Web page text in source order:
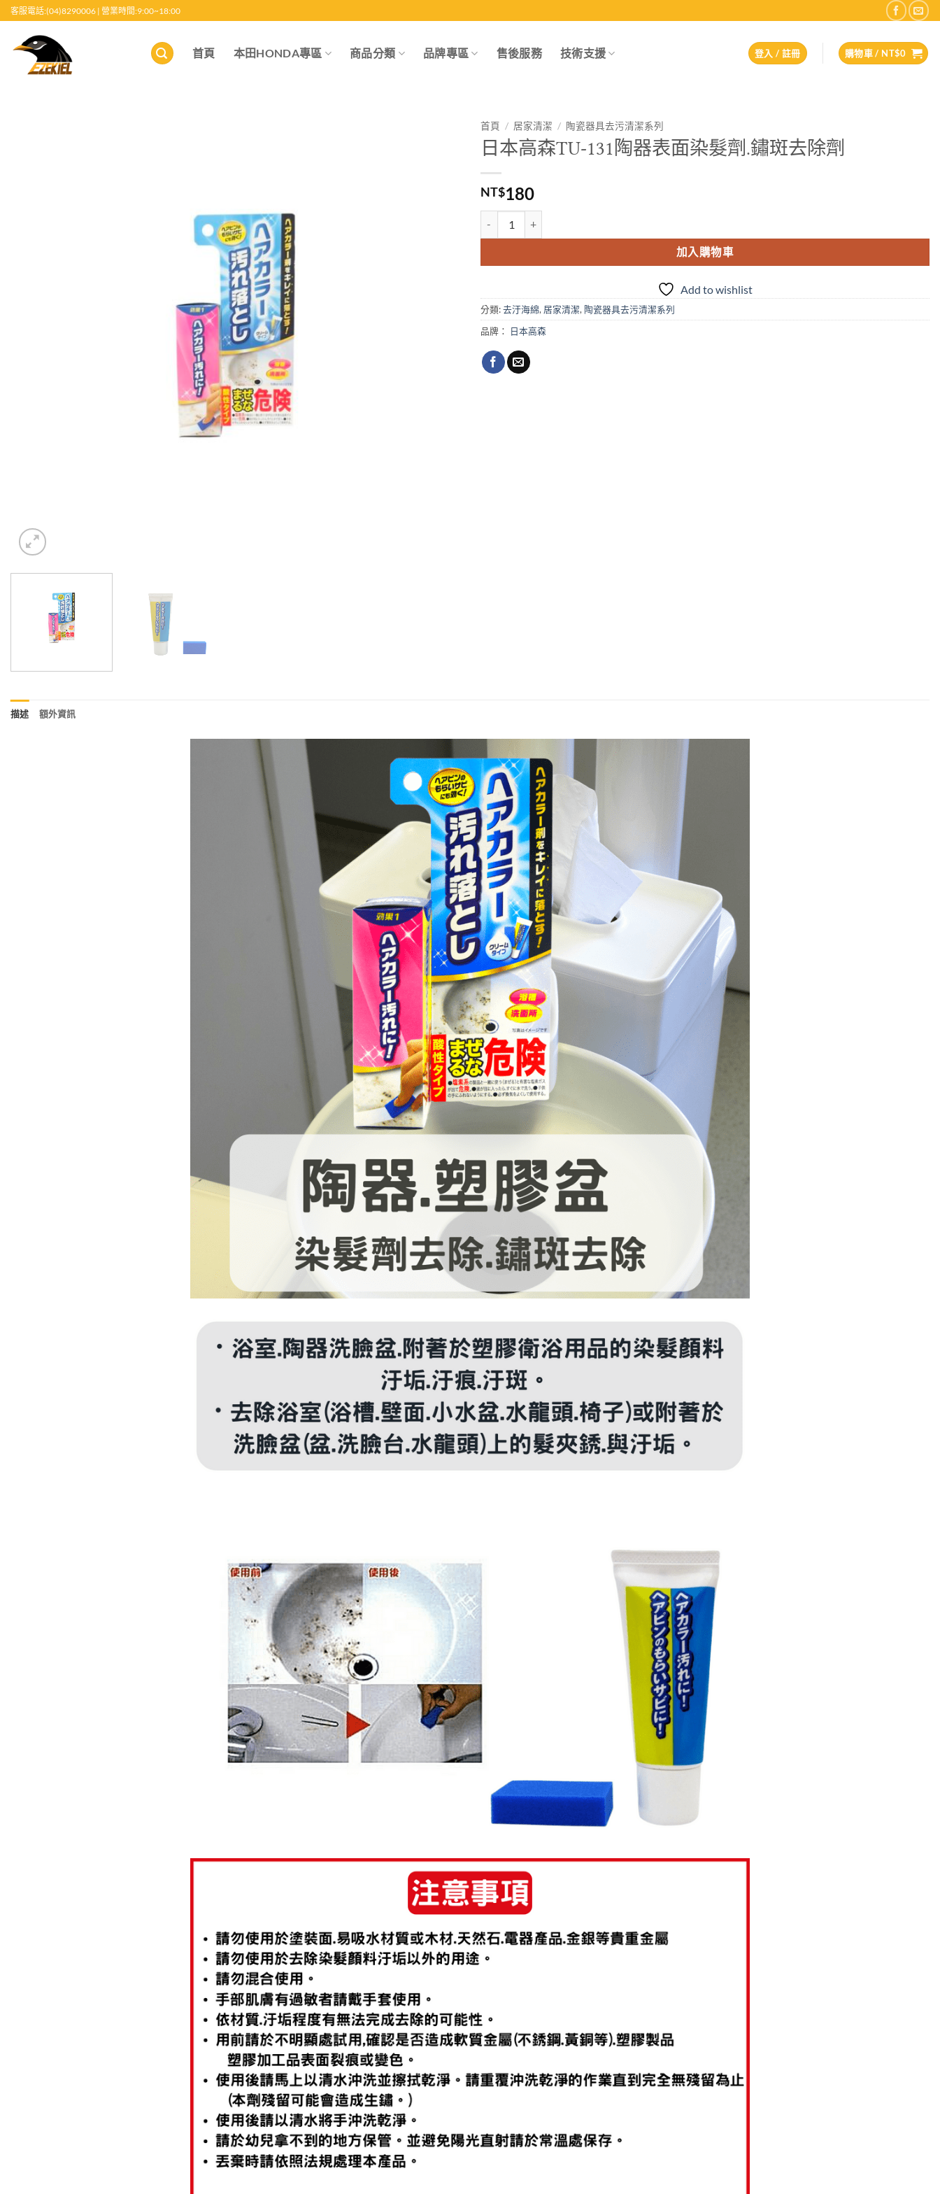
至
客服電話:(04)8290006 | 營業時間:9:00~18:00
首頁 本田HONDA專區 商品分類 品牌專區 售後服務 技術支援 登入 / 註冊 購物車 / NT$0
首頁 / 居家清潔 / 陶瓷器具去污清潔系列
日本高森TU-131陶器表面染髮劑.鏽斑去除劑
NT$180
加入購物車
Add to wishlist
分類:去汙海綿, 居家清潔, 陶瓷器具去污清潔系列
品牌：
日本高森
描述 額外資訊